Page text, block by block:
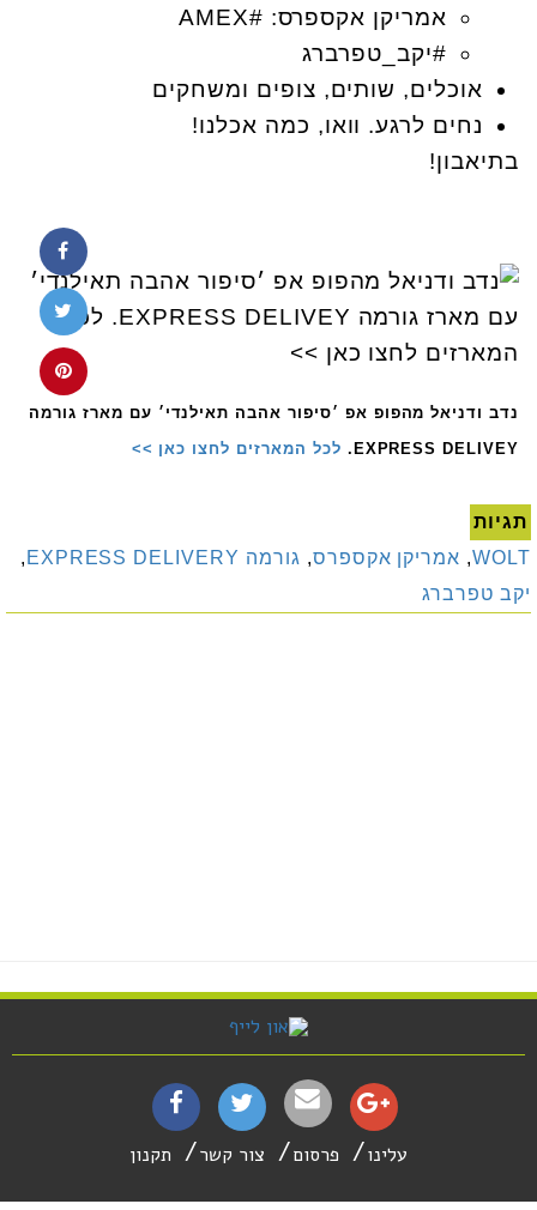
אמריקן אקספרס: #AMEX
#יקב_טפרברג
אוכלים, שותים, צופים ומשחקים
נחים לרגע. וואו, כמה אכלנו!
בתיאבון!
נדב ודניאל מהפופ אפ ׳סיפור אהבה תאילנדי׳ עם מארז גורמה
EXPRESS DELIVEY.
לכל המארזים לחצו כאן >>
תגיות
WOLT
, אמריקן אקספרס, גורמה EXPRESS DELIVERY
,
יקב טפרברג
עלינו פרסום צור קשר תקנון